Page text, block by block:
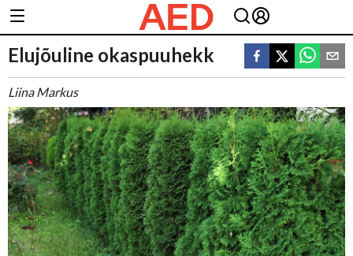
Elujõuline okaspuuhekk
Liina Markus